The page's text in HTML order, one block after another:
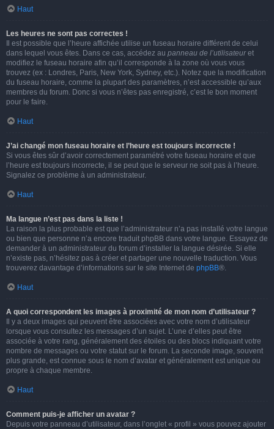
Haut
Les heures ne sont pas correctes !
Il est possible que l’heure affichée utilise un fuseau horaire différent de celui
dans lequel vous êtes. Dans ce cas, accédez au panneau de l’utilisateuret
modifiez le fuseau horaire afin qu’il corresponde à la zone où vous vous
trouvez (ex : Londres, Paris, New York, Sydney, etc.). Notez que la modification
du fuseau horaire, comme la plupart des paramètres, n’est accessible qu’aux
membres du forum. Donc si vous n’êtes pas enregistré, c’est le bon moment
pour le faire.
Haut
J’ai changé mon fuseau horaire et l’heure est toujours incorrecte !
Si vous êtes sûr d’avoir correctement paramétré votre fuseau horaire et que
l’heure est toujours incorrecte, il se peut que le serveur ne soit pas à l’heure.
Signalez ce problème à un administrateur.
Haut
Ma langue n’est pas dans la liste !
La raison la plus probable est que l’administrateur n’a pas installé votre langue
ou bien que personne n’a encore traduit phpBB dans votre langue. Essayez de
demander à un administrateur du forum d’installer la langue désirée. Si elle
n’existe pas, n’hésitez pas à créer et partager une nouvelle traduction. Vous
trouverez davantage d’informations sur le site Internet de phpBB®.
Haut
A quoi correspondent les images à proximité de mon nom d’utilisateur ?
Il y a deux images qui peuvent être associées avec votre nom d’utilisateur
lorsque vous consultez les messages d’un sujet. L’une d’elles peut être
associée à votre rang, généralement des étoiles ou des blocs indiquant votre
nombre de messages ou votre statut sur le forum. La seconde image, souvent
plus grande, est connue sous le nom d’avatar et généralement est unique ou
propre à chaque membre.
Haut
Comment puis-je afficher un avatar ?
Depuis votre panneau d’utilisateur, dans l’onglet « profil » vous pouvez ajouter